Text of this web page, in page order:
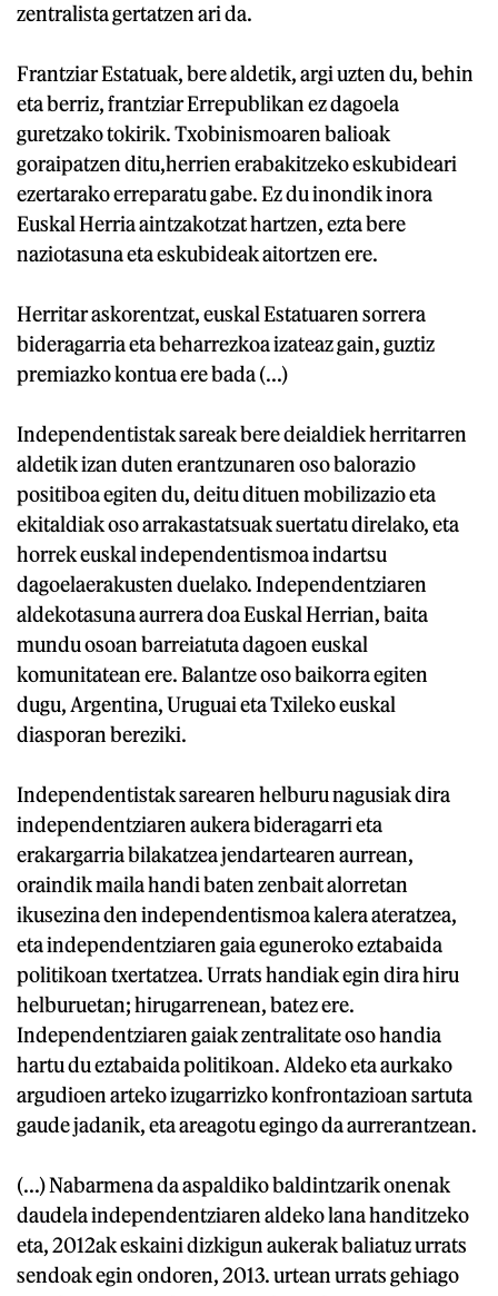
zentralista gertatzen ari da.
Frantziar Estatuak, bere aldetik, argi uzten du, behin
eta berriz, frantziar Errepublikan ez dagoela
guretzako tokirik. Txobinismoaren balioak
goraipatzen ditu,herrien erabakitzeko eskubideari
ezertarako erreparatu gabe. Ez du inondik inora
Euskal Herria aintzakotzat hartzen, ezta bere
naziotasuna eta eskubideak aitortzen ere.
Herritar askorentzat, euskal Estatuaren sorrera
bideragarria eta beharrezkoa izateaz gain, guztiz
premiazko kontua ere bada (...)
Independentistak sareak bere deialdiek herritarren
aldetik izan duten erantzunaren oso balorazio
positiboa egiten du, deitu dituen mobilizazio eta
ekitaldiak oso arrakastatsuak suertatu direlako, eta
horrek euskal independentismoa indartsu
dagoelaerakusten duelako. Independentziaren
aldekotasuna aurrera doa Euskal Herrian, baita
mundu osoan barreiatuta dagoen euskal
komunitatean ere. Balantze oso baikorra egiten
dugu, Argentina, Uruguai eta Txileko euskal
diasporan bereziki.
Independentistak sarearen helburu nagusiak dira
independentziaren aukera bideragarri eta
erakargarria bilakatzea jendartearen aurrean,
oraindik maila handi baten zenbait alorretan
ikusezina den independentismoa kalera ateratzea,
eta independentziaren gaia eguneroko eztabaida
politikoan txertatzea. Urrats handiak egin dira hiru
helburuetan; hirugarrenean, batez ere.
Independentziaren gaiak zentralitate oso handia
hartu du eztabaida politikoan. Aldeko eta aurkako
argudioen arteko izugarrizko konfrontazioan sartuta
gaude jadanik, eta areagotu egingo da aurrerantzean.
(...) Nabarmena da aspaldiko baldintzarik onenak
daudela independentziaren aldeko lana handitzeko
eta, 2012ak eskaini dizkigun aukerak baliatuz urrats
sendoak egin ondoren, 2013. urtean urrats gehiago